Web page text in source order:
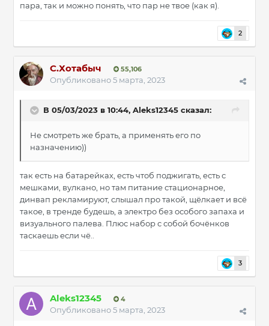
пара, так и можно понять, что пар не твое (как я).
2
С.Хотабыч 55,106
Опубликовано5 марта, 2023
В 05/03/2023 в 10:44, Aleks12345 сказал:
Не смотреть же брать, а применять его по
назначению))
так есть на батарейках, есть чтоб поджигать, есть с
мешками, вулкано, но там питание стационарное,
динвап рекламируют, слышал про такой, щёлкает и всё
такое, в тренде будешь, а электро без особого запаха и
визуального палева. Плюс набор с собой бочёнков
таскаешь если чё..
3
Aleks12345 4
Опубликовано5 марта, 2023